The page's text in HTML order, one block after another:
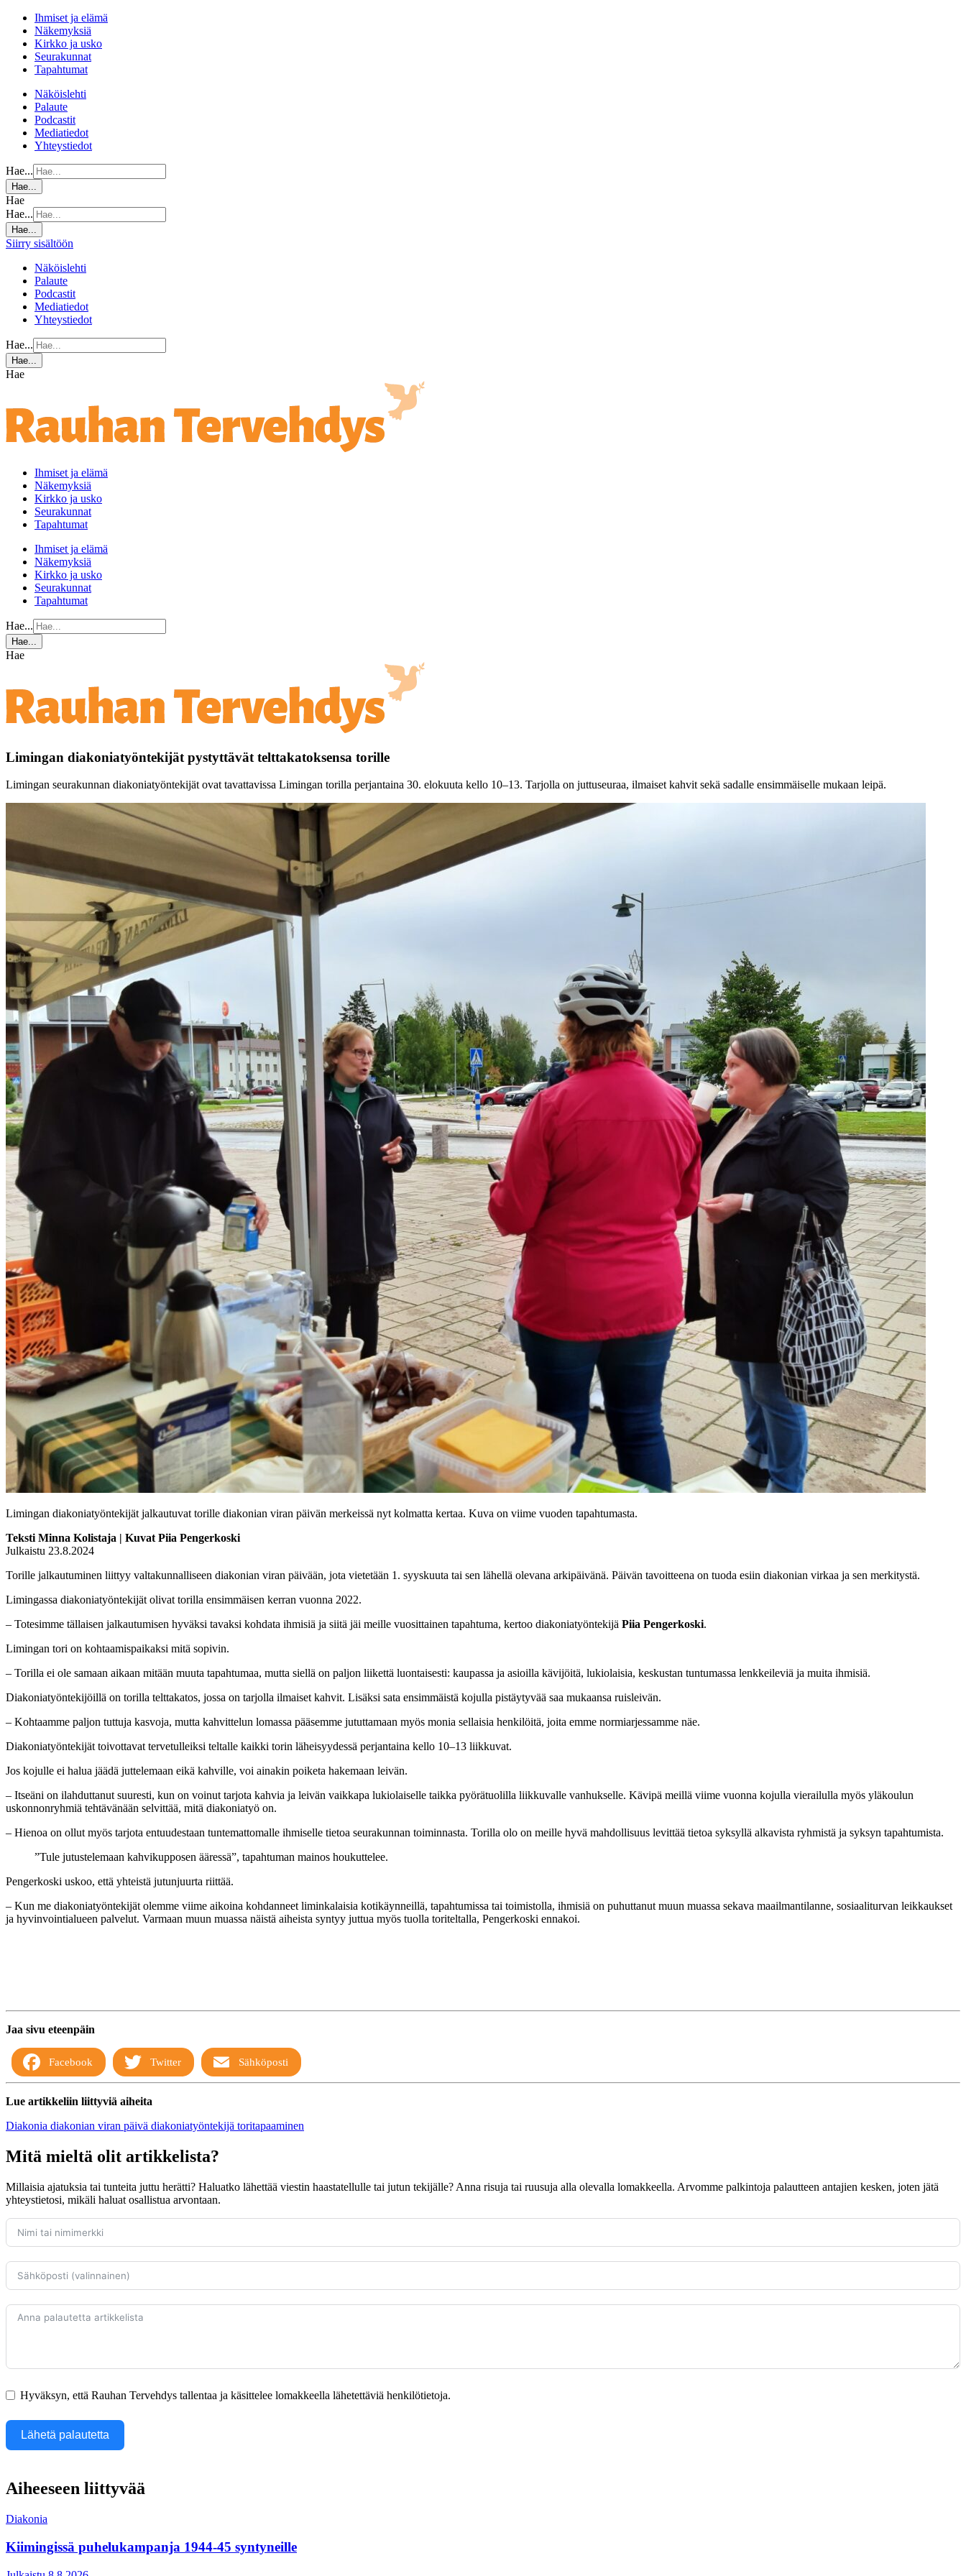
Ihmiset ja elämä
Näkemyksiä
Kirkko ja usko
Seurakunnat
Tapahtumat
Näköislehti
Palaute
Podcastit
Mediatiedot
Yhteystiedot
Hae...
Hae...
Hae
Hae...
Hae...
Siirry sisältöön
Näköislehti
Palaute
Podcastit
Mediatiedot
Yhteystiedot
Hae...
Hae...
Hae
Ihmiset ja elämä
Näkemyksiä
Kirkko ja usko
Seurakunnat
Tapahtumat
Ihmiset ja elämä
Näkemyksiä
Kirkko ja usko
Seurakunnat
Tapahtumat
Hae...
Hae...
Hae
Limingan diakoniatyöntekijät pystyttävät telttakatoksensa torille
Limingan seurakunnan diakoniatyöntekijät ovat tavattavissa Limingan torilla perjantaina 30. elokuuta kello 10–13. Tarjolla on juttuseuraa, ilmaiset kahvit sekä sadalle ensimmäiselle mukaan leipä.
Limingan diakoniatyöntekijät jalkautuvat torille diakonian viran päivän merkeissä nyt kolmatta kertaa. Kuva on viime vuoden tapahtumasta.
Teksti Minna Kolistaja | Kuvat Piia Pengerkoski
Julkaistu 23.8.2024
Torille jalkautuminen liittyy valtakunnalliseen diakonian viran päivään, jota vietetään 1. syyskuuta tai sen lähellä olevana arkipäivänä. Päivän tavoitteena on tuoda esiin diakonian virkaa ja sen merkitystä.
Limingassa diakoniatyöntekijät olivat torilla ensimmäisen kerran vuonna 2022.
– Totesimme tällaisen jalkautumisen hyväksi tavaksi kohdata ihmisiä ja siitä jäi meille vuosittainen tapahtuma, kertoo diakoniatyöntekijä Piia Pengerkoski.
Limingan tori on kohtaamispaikaksi mitä sopivin.
– Torilla ei ole samaan aikaan mitään muuta tapahtumaa, mutta siellä on paljon liikettä luontaisesti: kaupassa ja asioilla kävijöitä, lukiolaisia, keskustan tuntumassa lenkkeileviä ja muita ihmisiä.
Diakoniatyöntekijöillä on torilla telttakatos, jossa on tarjolla ilmaiset kahvit. Lisäksi sata ensimmäistä kojulla pistäytyvää saa mukaansa ruisleivän.
– Kohtaamme paljon tuttuja kasvoja, mutta kahvittelun lomassa pääsemme jututtamaan myös monia sellaisia henkilöitä, joita emme normiarjessamme näe.
Diakoniatyöntekijät toivottavat tervetulleiksi teltalle kaikki torin läheisyydessä perjantaina kello 10–13 liikkuvat.
Jos kojulle ei halua jäädä juttelemaan eikä kahville, voi ainakin poiketa hakemaan leivän.
– Itseäni on ilahduttanut suuresti, kun on voinut tarjota kahvia ja leivän vaikkapa lukiolaiselle taikka pyörätuolilla liikkuvalle vanhukselle. Kävipä meillä viime vuonna kojulla vierailulla myös yläkoulun
uskonnonryhmiä tehtävänään selvittää, mitä diakoniatyö on.
– Hienoa on ollut myös tarjota entuudestaan tuntemattomalle ihmiselle tietoa seurakunnan toiminnasta. Torilla olo on meille hyvä mahdollisuus levittää tietoa syksyllä alkavista ryhmistä ja syksyn tapahtumista.
”Tule jutustelemaan kahvikupposen ääressä”, tapahtuman mainos houkuttelee.
Pengerkoski uskoo, että yhteistä jutunjuurta riittää.
– Kun me diakoniatyöntekijät olemme viime aikoina kohdanneet liminkalaisia kotikäynneillä, tapahtumissa tai toimistolla, ihmisiä on puhuttanut muun muassa sekava maailmantilanne, sosiaaliturvan leikkaukset
ja hyvinvointialueen palvelut. Varmaan muun muassa näistä aiheista syntyy juttua myös tuolla toriteltalla, Pengerkoski ennakoi.
Jaa sivu eteenpäin
Facebook Twitter Sähköposti
Lue artikkeliin liittyviä aiheita
Diakonia diakonian viran päivä diakoniatyöntekijä toritapaaminen
Mitä mieltä olit artikkelista?
Millaisia ajatuksia tai tunteita juttu herätti? Haluatko lähettää viestin haastatellulle tai jutun tekijälle? Anna risuja tai ruusuja alla olevalla lomakkeella. Arvomme palkintoja palautteen antajien kesken, joten jätä
yhteystietosi, mikäli haluat osallistua arvontaan.
Hyväksyn, että Rauhan Tervehdys tallentaa ja käsittelee lomakkeella lähetettäviä henkilötietoja.
Lähetä palautetta
Aiheeseen liittyvää
Diakonia
Kiimingissä puhelukampanja 1944-45 syntyneille